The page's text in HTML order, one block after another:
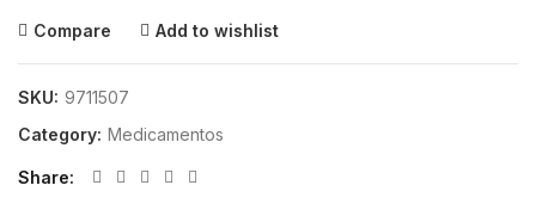
Compare Add to wishlist
SKU: 9711507
Category: Medicamentos
Share